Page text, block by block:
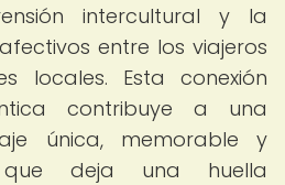
intercultural y la
entre los viajeros
locales. Esta conexión
contribuye a una
única, memorable y
que deja una huella